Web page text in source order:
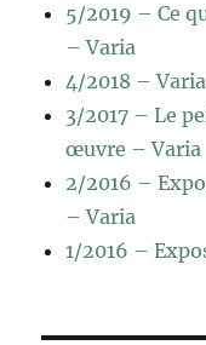
5/2019 – Ce
– Varia
4/2018 – Varia
3/2017 – Le
œuvre – Varia
2/2016 –
– Varia
1/2016 –